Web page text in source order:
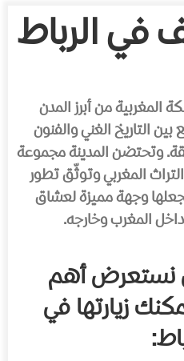
في الرباط
المغربية من أبرز المدن
بين التاريخ الغني والفنون
وتحتضن المدينة مجموعة
المغربي وتوثّق تطور
وجهة مميزة لعشاق
المغرب وخارجه.
نستعرض أهم
زيارتها في